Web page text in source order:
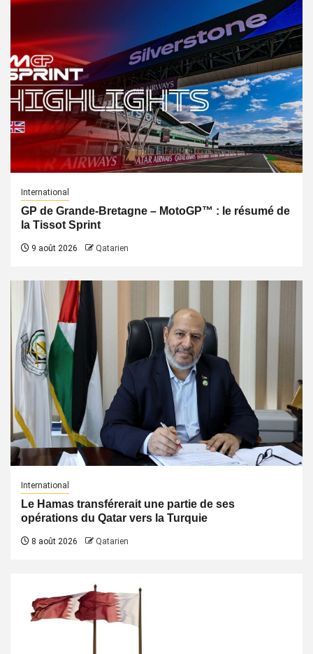
International
GP de Grande-Bretagne – MotoGP™ : le résumé de
la Tissot Sprint
9 août 2026 Qatarien
International
Le Hamas transférerait une partie de ses
opérations du Qatar vers la Turquie
8 août 2026 Qatarien